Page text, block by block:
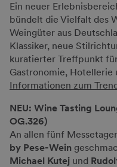
Ein neuer
bündelt die Vielfalt des
Weingüter aus
Klassiker, neue
kuratierter Treffpunkt
Gastronomie, Hotellerie
Informationen zum
NEU: Wine Tasting
OG.326)
An allen fünf
by Pese-Wein
Michael Kutej und